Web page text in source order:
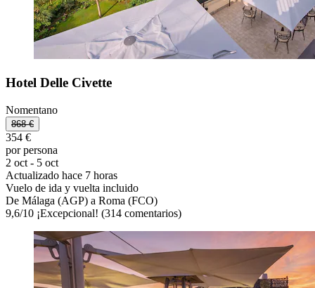
Hotel Delle Civette
Nomentano
868 €
354 €
por persona
2 oct - 5 oct
Actualizado hace 7 horas
Vuelo de ida y vuelta incluido
De Málaga (AGP) a Roma (FCO)
9,6/10 ¡Excepcional! (314 comentarios)